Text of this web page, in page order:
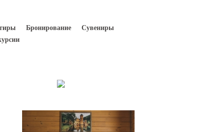
Бронирование
Сувениры